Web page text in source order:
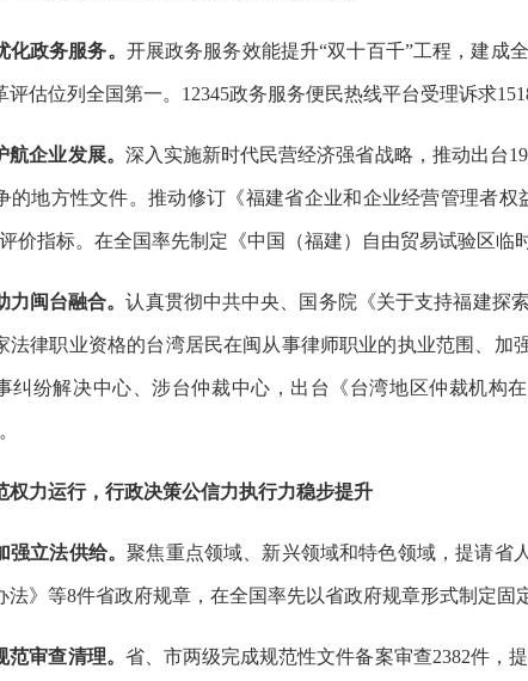
化政务服务。 开展政务服务效能提升“双十百千”工程，建成
评估位列全国第一。12345政务服务便民热线平台受理诉求
航企业发展。 深入实施新时代民营经济强省战略，推动出台
的地方性文件。推动修订《福建省企业和企业经营管理者
价指标。在全国率先制定《中国（福建）自由贸易试验区临
力闽台融合。认真贯彻中共中央、国务院《关于支持福建探
法律职业资格的台湾居民在闽从事律师职业的执业范围、
纠纷解决中心、涉台仲裁中心，出台《台湾地区仲裁机构
权力运行，行政决策公信力执行力稳步提升
强立法供给。聚焦重点领域、新兴领域和特色领域，提请省
法》等8件省政府规章，在全国率先以省政府规章形式制定固
范审查清理。 省、市两级完成规范性文件备案审查2382件，